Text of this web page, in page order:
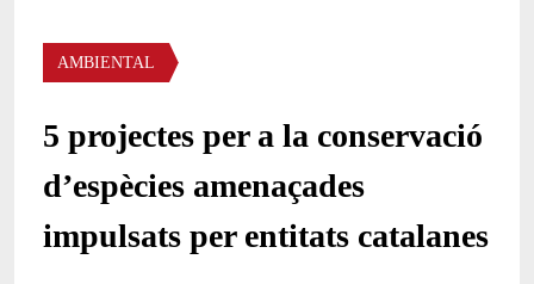
Àmbit de la notícia
AMBIENTAL
5 projectes per a la conservació
d’espècies amenaçades
impulsats per entitats catalanes